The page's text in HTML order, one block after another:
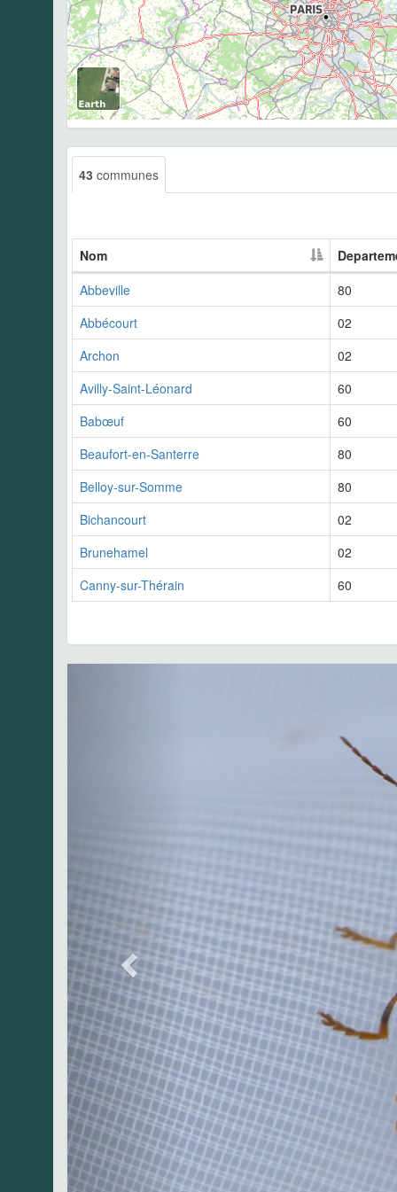
43 communes
Nom
Abbeville
80
Abbécourt
02
Archon
02
Avilly-Saint-Léonard
60
Babœuf
60
Beaufort-en-Santerre
80
Belloy-sur-Somme
80
Bichancourt
02
Brunehamel
02
Canny-sur-Thérain
60